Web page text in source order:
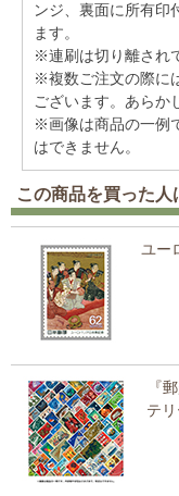
ンジ、裏面に所有印
ます。
※連刷は切り離され
※複数ご注文の際に
ございます。あらか
※画像は商品の一例
はできません。
この商品を買った人
ユー
『
テ